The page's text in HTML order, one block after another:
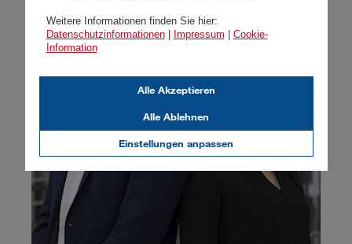
Weitere Informationen finden Sie hier:
Datenschutzinformationen| Impressum
Cookie-
Information
Einstellungen anpassen
Alle Ablehnen
Alle Akzeptieren